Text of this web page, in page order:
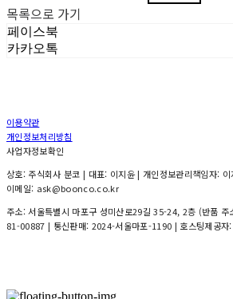
목록으로 가기
페이스북
카카오톡
이용약관
개인정보처리방침
사업자정보확인
상호: 주식회사 분코 | 대표: 이지윤 | 개인정보관리책임자:
이메일: ask@boonco.co.kr
주소: 서울특별시 마포구 성미산로29길 35-24, 2층 (반품 주
81-00887 | 통신판매: 2024-서울마포-1190 | 호스팅제공